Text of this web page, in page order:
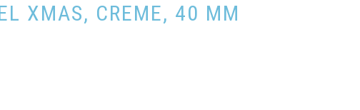
XMAS, CREME, 40 MM